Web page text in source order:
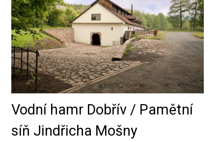
Vodní hamr Dobřív / Pamětní
síň Jindřicha Mošny